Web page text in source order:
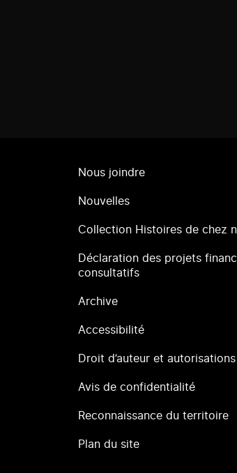
Nous joindre
Nouvelles
Collection Histoires de chez
Déclaration des projets
consultatifs
Archive
Accessibilité
Droit d’auteur et autorisations
Avis de confidentialité
Reconnaissance du territoire
Plan du site